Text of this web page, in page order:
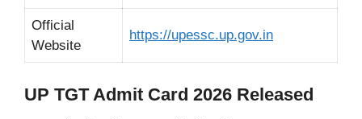
Official
Website
https://upessc.up.gov.in
UP TGT Admit Card 2026 Released